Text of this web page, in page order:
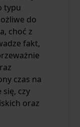
typu
do
choć z
fakt,
czas na
czy
oraz